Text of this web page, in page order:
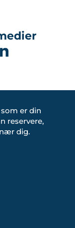
er din
reservere,
dig.